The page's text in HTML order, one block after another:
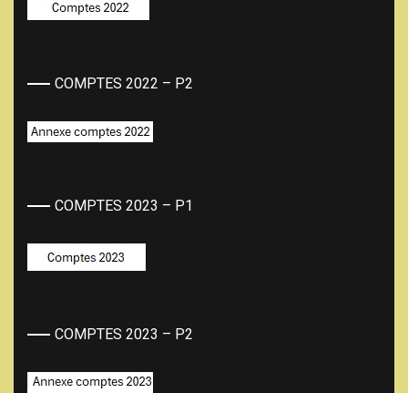
COMPTES 2022 – P2
COMPTES 2023 – P1
COMPTES 2023 – P2